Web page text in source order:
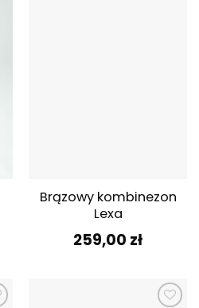
Brązowy kombinezon
Lexa
259,00 zł